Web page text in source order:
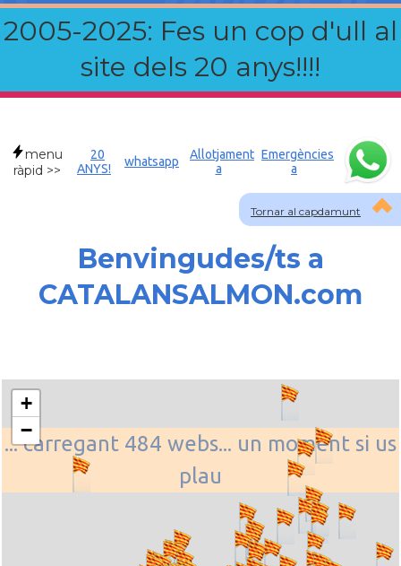
2005-2025: Fes un cop d'ull al
site dels 20 anys!!!!
Tornar al capdamunt
menu
ràpid >>
20
ANYS!
whatsapp
Allotjament
a
Emergències
a
Benvingudes/ts a
CATALANSALMON.com
... carregant 484 webs... un moment si us
plau
+
−